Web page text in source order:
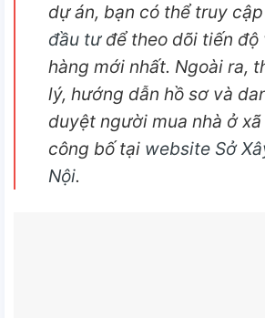
dự án, bạn có thể truy cập
đầu tưđể theo dõi tiến độ
hàng mới nhất. Ngoài ra,
lý, hướng dẫn hồ sơ và
duyệt người mua nhà ở
công bố tại website Sở
Nội.